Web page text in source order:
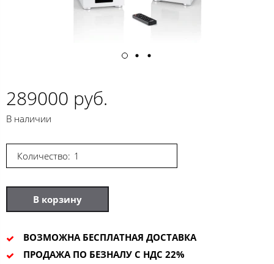
289000 руб.
В наличии
Количество:
В корзину
ВОЗМОЖНА БЕСПЛАТНАЯ ДОСТАВКА
ПРОДАЖА ПО БЕЗНАЛУ С НДС 22%